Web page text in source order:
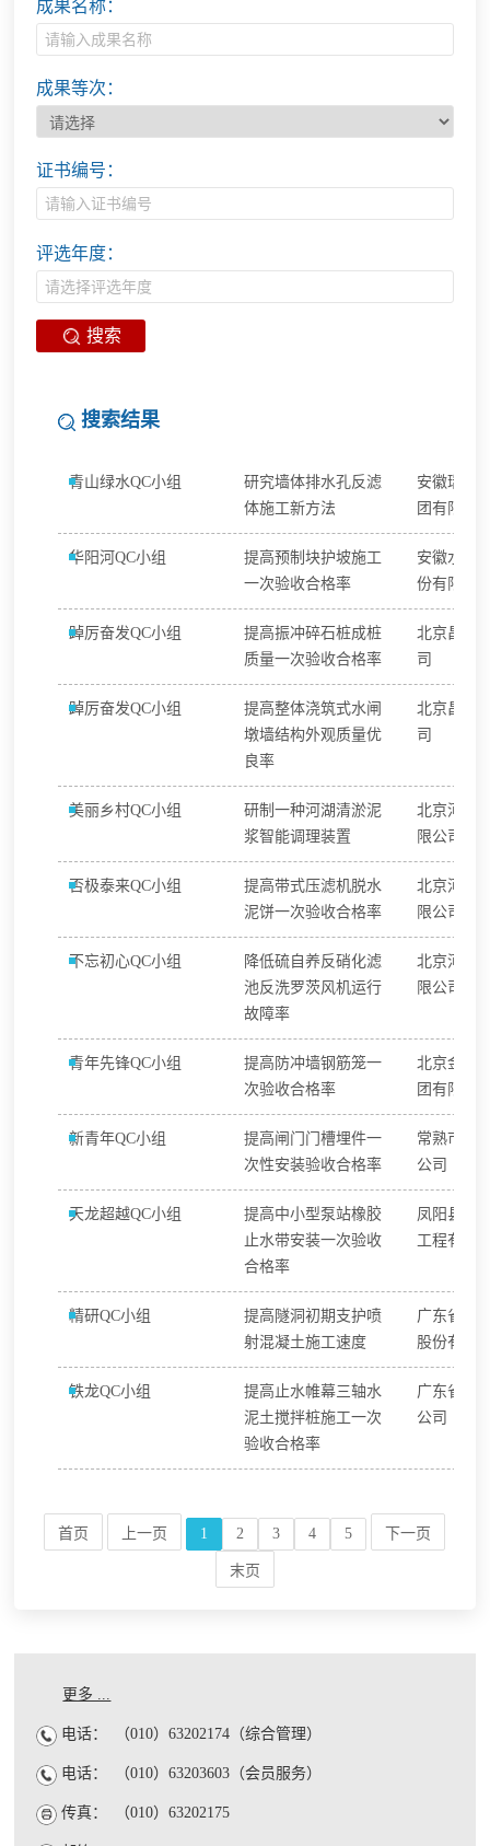
成果名称：
成果等次：
证书编号：
评选年度：
搜索
搜索结果
青山绿水QC小组
研究墙体排水孔反滤
体施工新方法
安徽瑞丰
团有限公
华阳河QC小组
提高预制块护坡施工
一次验收合格率
安徽水安
份有限公
踔厉奋发QC小组
提高振冲碎石桩成桩
质量一次验收合格率
北京昌水
司
踔厉奋发QC小组
提高整体浇筑式水闸
墩墙结构外观质量优
良率
北京昌水
司
美丽乡村QC小组
研制一种河湖清淤泥
浆智能调理装置
北京河沐
限公司
否极泰来QC小组
提高带式压滤机脱水
泥饼一次验收合格率
北京河沐
限公司
不忘初心QC小组
降低硫自养反硝化滤
池反洗罗茨风机运行
故障率
北京河沐
限公司
青年先锋QC小组
提高防冲墙钢筋笼一
次验收合格率
北京金河
团有限公
新青年QC小组
提高闸门门槽埋件一
次性安装验收合格率
常熟市水
公司
天龙超越QC小组
提高中小型泵站橡胶
止水带安装一次验收
合格率
凤阳县天
工程有限
精研QC小组
提高隧洞初期支护喷
射混凝土施工速度
广东省建
股份有限
铁龙QC小组
提高止水帷幕三轴水
泥土搅拌桩施工一次
验收合格率
广东省源
公司
首页 上一页 1 2 3 4 5 下一页
末页
更多 ...
电话： （010）63202174（综合管理）
电话： （010）63203603（会员服务）
传真： （010）63202175